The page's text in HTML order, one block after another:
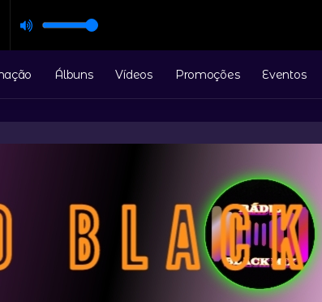
08-2025
Álbuns Vídeos Promoções Eventos